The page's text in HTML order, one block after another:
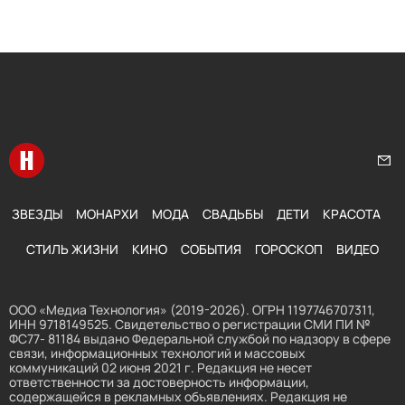
Перейти на главную
ЗВЕЗДЫ МОНАРХИ МОДА СВАДЬБЫ ДЕТИ КРАСОТА
СТИЛЬ ЖИЗНИ КИНО СОБЫТИЯ ГОРОСКОП ВИДЕО
ООО «Медиа Технология» (2019-2026). ОГРН 1197746707311,
ИНН 9718149525. Свидетельство о регистрации СМИ ПИ №
ФС77- 81184 выдано Федеральной службой по надзору в сфере
связи, информационных технологий и массовых
коммуникаций 02 июня 2021 г. Редакция не несет
ответственности за достоверность информации,
содержащейся в рекламных объявлениях. Редакция не